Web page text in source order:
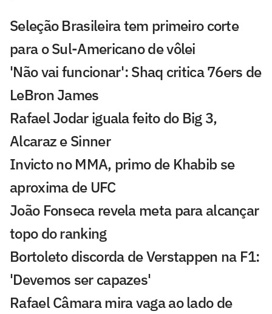
Seleção Brasileira tem primeiro corte
para o Sul-Americano de vôlei
'Não vai funcionar': Shaq critica 76ers de
LeBron James
Rafael Jodar iguala feito do Big 3,
Alcaraz e Sinner
Invicto no MMA, primo de Khabib se
aproxima de UFC
João Fonseca revela meta para alcançar
topo do ranking
Bortoleto discorda de Verstappen na F1:
'Devemos ser capazes'
Rafael Câmara mira vaga ao lado de